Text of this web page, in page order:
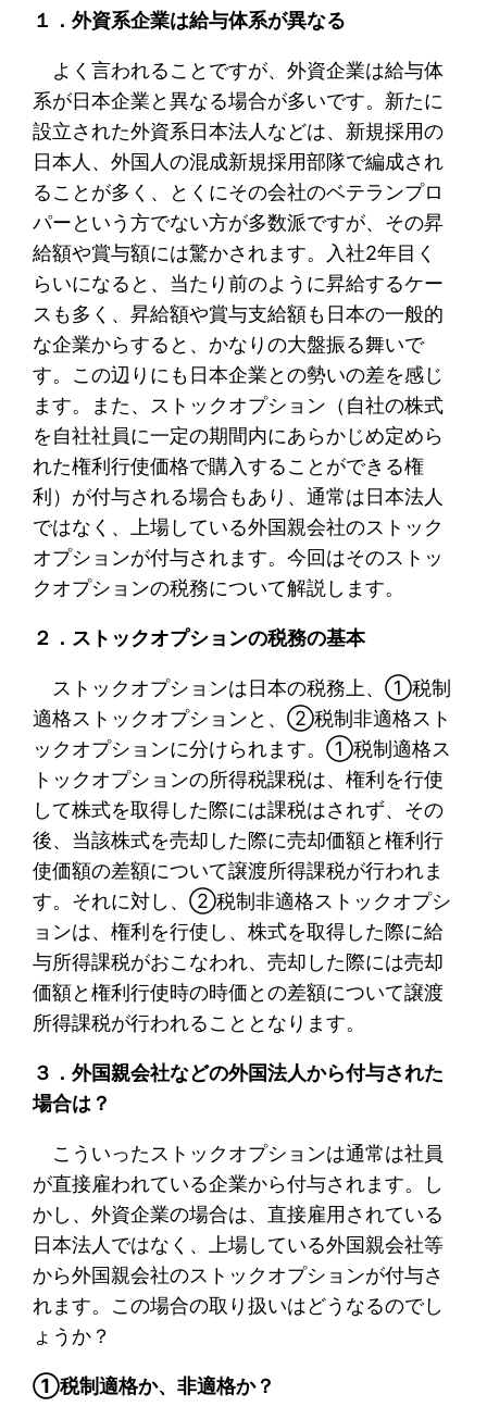
１．外資系企業は給与体系が異なる
よく言われることですが、外資企業は給与体
系が日本企業と異なる場合が多いです。新たに
設立された外資系日本法人などは、新規採用の
日本人、外国人の混成新規採用部隊で編成され
ることが多く、とくにその会社のベテランプロ
パーという方でない方が多数派ですが、その昇
給額や賞与額には驚かされます。入社2年目く
らいになると、当たり前のように昇給するケー
スも多く、昇給額や賞与支給額も日本の一般的
な企業からすると、かなりの大盤振る舞いで
す。この辺りにも日本企業との勢いの差を感じ
ます。また、ストックオプション（自社の株式
を自社社員に一定の期間内にあらかじめ定めら
れた権利行使価格で購入することができる権
利）が付与される場合もあり、通常は日本法人
ではなく、上場している外国親会社のストック
オプションが付与されます。今回はそのストッ
クオプションの税務について解説します。
２．ストックオプションの税務の基本
ストックオプションは日本の税務上、①税制
適格ストックオプションと、②税制非適格スト
ックオプションに分けられます。①税制適格ス
トックオプションの所得税課税は、権利を行使
して株式を取得した際には課税はされず、その
後、当該株式を売却した際に売却価額と権利行
使価額の差額について譲渡所得課税が行われま
す。それに対し、②税制非適格ストックオプシ
ョンは、権利を行使し、株式を取得した際に給
与所得課税がおこなわれ、売却した際には売却
価額と権利行使時の時価との差額について譲渡
所得課税が行われることとなります。
３．外国親会社などの外国法人から付与された
場合は？
こういったストックオプションは通常は社員
が直接雇われている企業から付与されます。し
かし、外資企業の場合は、直接雇用されている
日本法人ではなく、上場している外国親会社等
から外国親会社のストックオプションが付与さ
れます。この場合の取り扱いはどうなるのでし
ょうか？
①税制適格か、非適格か？